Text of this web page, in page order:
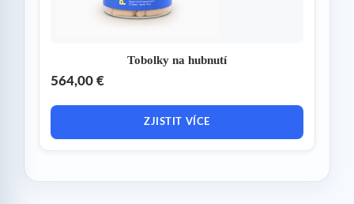
Tobolky na hubnutí
564,00 €
ZJISTIT VÍCE